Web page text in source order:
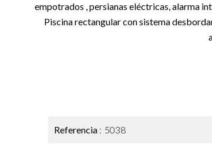
empotrados , persianas eléctricas, alarma
Piscina rectangular con sistema
Referencia 5038